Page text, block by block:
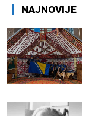
NAJNOVIJE